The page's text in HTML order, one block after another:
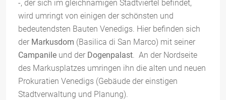
-, der sich im gleichnamigen Stadtviertel befindet,
wird umringt von einigen der schönsten und
bedeutendsten Bauten Venedigs. Hier befinden sich
der Markusdom (Basilica di San Marco) mit seiner
Campanile und der Dogenpalast. An der Nordseite
des Markusplatzes umringen ihn die alten und neuen
Prokuratien Venedigs (Gebäude der einstigen
Stadtverwaltung und Planung).